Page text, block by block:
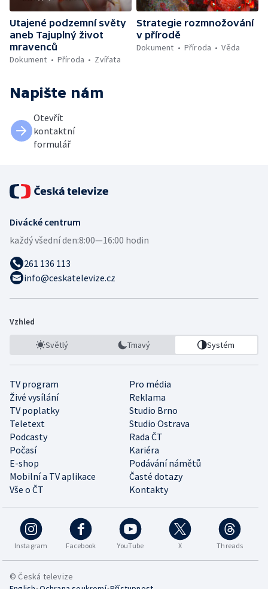
Utajené podzemní světy
aneb Tajuplný život
mravenců
Dokument
Příroda Zvířata
Strategie rozmnožování
v přírodě
Dokument
Příroda Věda
Napište nám
Otevřít
kontaktní
formulář
Divácké centrum
každý všední den:8:00—16:00 hodin
261 136 113
info@ceskatelevize.cz
Vzhled
Světlý Tmavý Systém
TV program
Pro média
Živé vysílání
Reklama
TV poplatky
Studio Brno
Teletext
Studio Ostrava
Podcasty
Rada ČT
Počasí
Kariéra
E-shop
Podávání námětů
Mobilní a TV aplikace
Časté dotazy
Vše o ČT
Kontakty
Instagram Facebook YouTube X Threads
© Česká televize